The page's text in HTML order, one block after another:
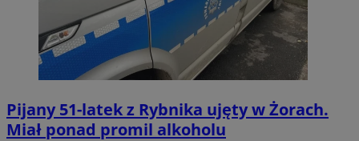
Pijany 51-latek z Rybnika ujęty w Żorach.
Miał ponad promil alkoholu